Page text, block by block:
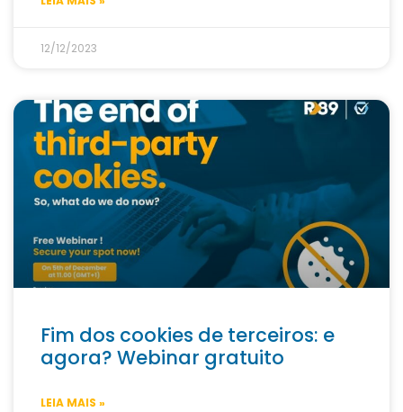
12/12/2023
Fim dos cookies de terceiros: e
agora? Webinar gratuito
LEIA MAIS »